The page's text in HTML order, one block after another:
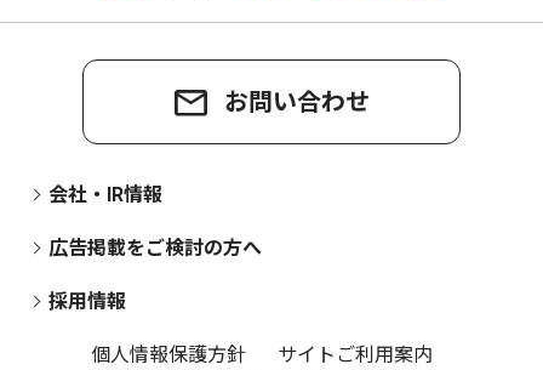
お問い合わせ
会社・IR情報
広告掲載をご検討の方へ
採用情報
個人情報保護方針
サイトご利用案内